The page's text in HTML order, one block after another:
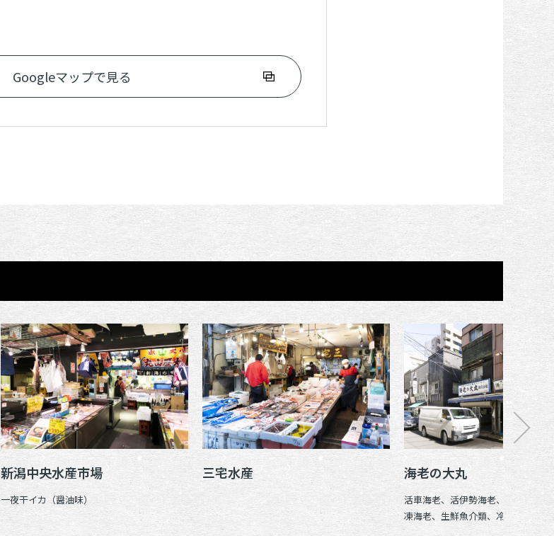
Googleマップで見る
新潟中央水産市場
一夜干イカ（醤油味）
三宅水産 海老の大丸
活車海老、活伊勢海老、活オマー
凍海老、生鮮魚介類、冷凍魚介類